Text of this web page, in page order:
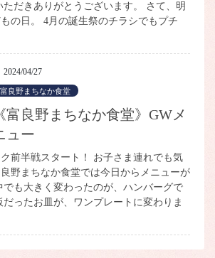
ただきありがとうございます。 さて、明
の日。 4月の誕生祭のチラシでもプチ
2024/04/27
富良野まちなか食堂
《富良野まちなか食堂》GWメ
ュー
前半戦スタート！ お子さま連れでも気
野まちなか食堂では今日からメニューが
も大きく変わったのが、ハンバーグで
ったお皿が、ワンプレートに変わりま